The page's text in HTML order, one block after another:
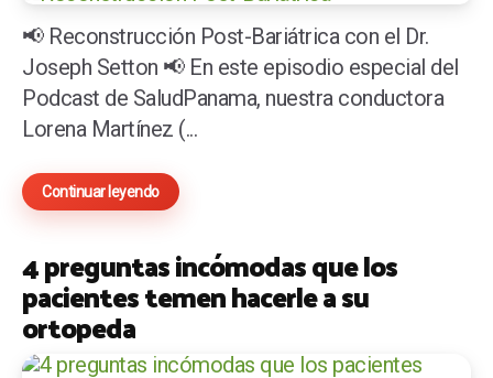
📢 Reconstrucción Post-Bariátrica con el Dr.
Joseph Setton 📢 En este episodio especial del
Podcast de SaludPanama, nuestra conductora
Lorena Martínez (...
Continuar leyendo
4 preguntas incómodas que los
pacientes temen hacerle a su
ortopeda